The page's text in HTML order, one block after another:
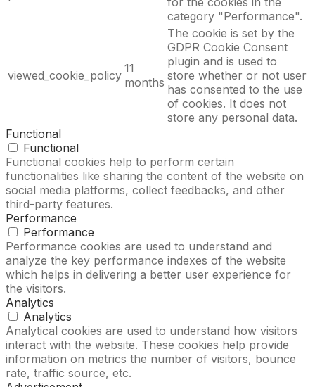
category "Performance".
viewed_cookie_policy 11
months
The cookie is set by the
GDPR Cookie Consent
plugin and is used to
store whether or not user
has consented to the use
of cookies. It does not
store any personal data.
Functional
Functional
Functional cookies help to perform certain
functionalities like sharing the content of the website on
social media platforms, collect feedbacks, and other
third-party features.
Performance
Performance
Performance cookies are used to understand and
analyze the key performance indexes of the website
which helps in delivering a better user experience for
the visitors.
Analytics
Analytics
Analytical cookies are used to understand how visitors
interact with the website. These cookies help provide
information on metrics the number of visitors, bounce
rate, traffic source, etc.